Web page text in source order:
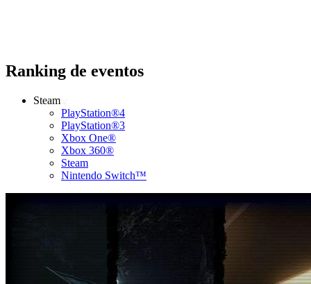
Ranking de eventos
Steam
PlayStation®4
PlayStation®3
Xbox One®
Xbox 360®
Steam
Nintendo Switch™